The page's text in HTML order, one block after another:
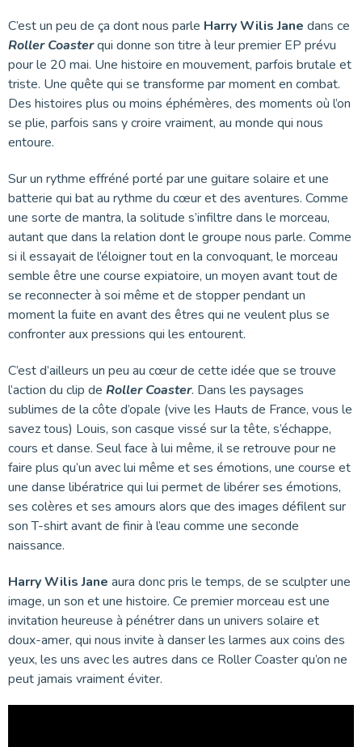
C’est un peu de ça dont nous parle Harry Wilis Jane dans ce
Roller Coasterqui donne son titre à leur premier EP prévu
pour le 20 mai. Une histoire en mouvement, parfois brutale et
triste. Une quête qui se transforme par moment en combat.
Des histoires plus ou moins éphémères, des moments où l’on
se plie, parfois sans y croire vraiment, au monde qui nous
entoure.
Sur un rythme effréné porté par une guitare solaire et une
batterie qui bat au rythme du cœur et des aventures. Comme
une sorte de mantra, la solitude s’infiltre dans le morceau,
autant que dans la relation dont le groupe nous parle. Comme
si il essayait de l’éloigner tout en la convoquant, le morceau
semble être une course expiatoire, un moyen avant tout de
se reconnecter à soi même et de stopper pendant un
moment la fuite en avant des êtres qui ne veulent plus se
confronter aux pressions qui les entourent.
C’est d’ailleurs un peu au cœur de cette idée que se trouve
l’action du clip de Roller Coaster. Dans les paysages
sublimes de la côte d’opale (vive les Hauts de France, vous le
savez tous) Louis, son casque vissé sur la tête, s’échappe,
cours et danse. Seul face à lui même, il se retrouve pour ne
faire plus qu’un avec lui même et ses émotions, une course et
une danse libératrice qui lui permet de libérer ses émotions,
ses colères et ses amours alors que des images défilent sur
son T-shirt avant de finir à l’eau comme une seconde
naissance.
Harry Wilis Jane aura donc pris le temps, de se sculpter une
image, un son et une histoire. Ce premier morceau est une
invitation heureuse à pénétrer dans un univers solaire et
doux-amer, qui nous invite à danser les larmes aux coins des
yeux, les uns avec les autres dans ce Roller Coaster qu’on ne
peut jamais vraiment éviter.